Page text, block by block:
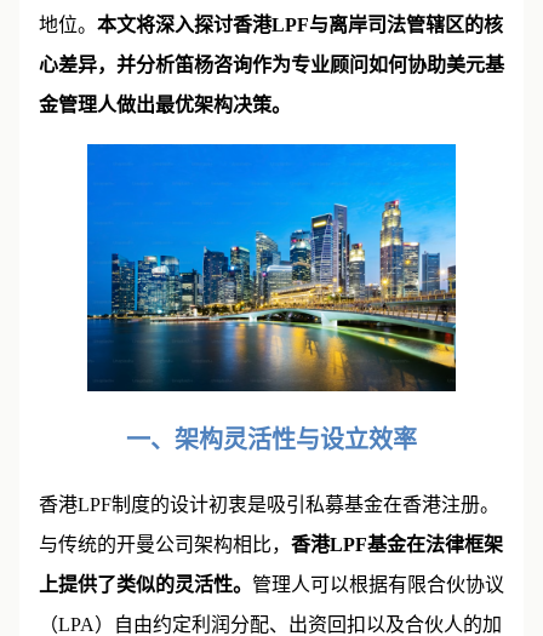
地位。 本文将深入探讨香港LPF与离岸司法管辖区的核
心差异，并分析笛杨咨询作为专业顾问如何协助美元基
金管理人做出最优架构决策。
一、架构灵活性与设立效率
香港LPF制度的设计初衷是吸引私募基金在香港注册。
与传统的开曼公司架构相比， 香港LPF基金在法律框架
上提供了类似的灵活性。 管理人可以根据有限合伙协议
（LPA）自由约定利润分配、出资回扣以及合伙人的加